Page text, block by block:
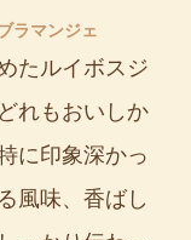
ラマンジェ
たルイボスジ
れもおいしか
に印象深かっ
風味、香ばし